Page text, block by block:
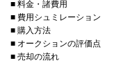
■ 料金・諸費用
■ 費用シュミレーション
■ 購入方法
■ オークションの評価点
■ 売却の流れ